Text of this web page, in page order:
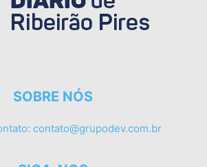
SOBRE NÓS
contato@grupodev.com.br